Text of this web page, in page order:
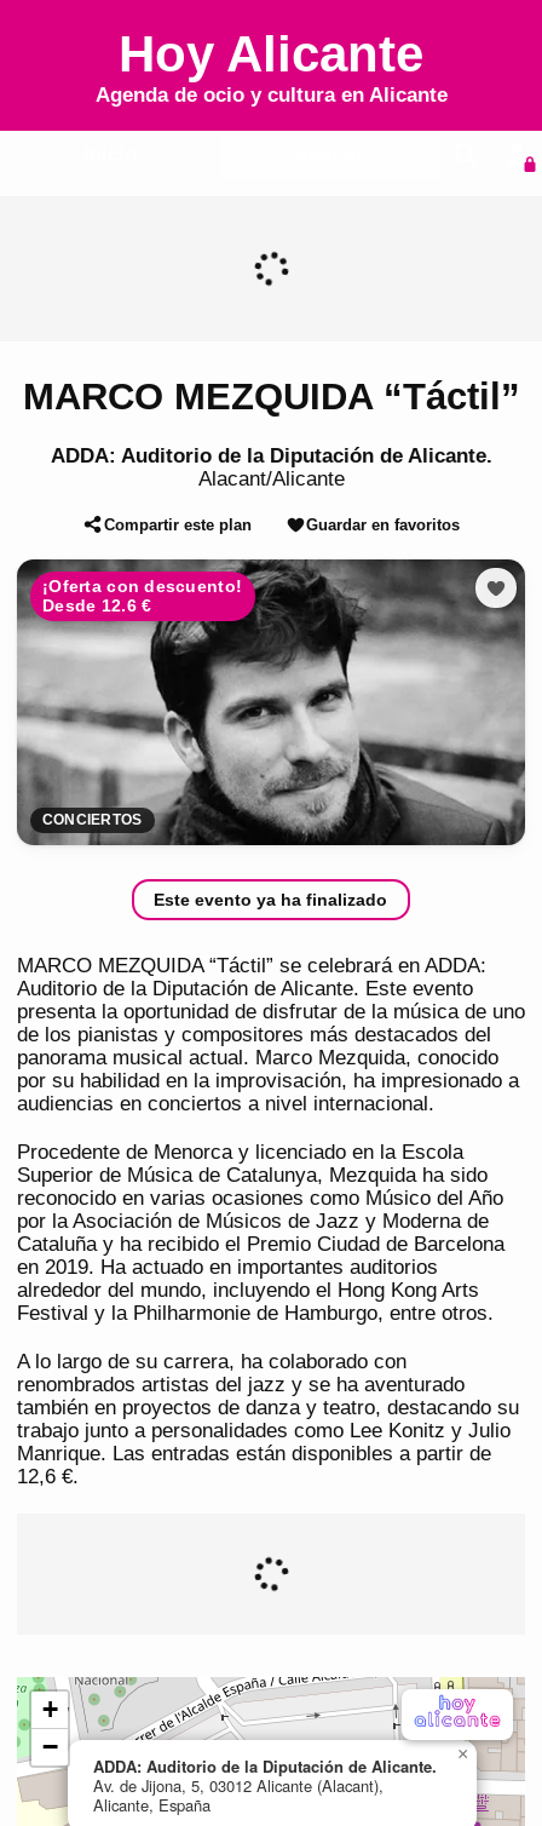
Hoy Alicante
Agenda de ocio y cultura en Alicante
MARCO MEZQUIDA “Táctil”
ADDA: Auditorio de la Diputación de Alicante.
Alacant/Alicante
Compartir este plan Guardar en favoritos
¡Oferta con descuento!
Desde 12.6 €
CONCIERTOS
Este evento ya ha finalizado
MARCO MEZQUIDA “Táctil” se celebrará en ADDA:
Auditorio de la Diputación de Alicante. Este evento
presenta la oportunidad de disfrutar de la música de uno
de los pianistas y compositores más destacados del
panorama musical actual. Marco Mezquida, conocido
por su habilidad en la improvisación, ha impresionado a
audiencias en conciertos a nivel internacional.
Procedente de Menorca y licenciado en la Escola
Superior de Música de Catalunya, Mezquida ha sido
reconocido en varias ocasiones como Músico del Año
por la Asociación de Músicos de Jazz y Moderna de
Cataluña y ha recibido el Premio Ciudad de Barcelona
en 2019. Ha actuado en importantes auditorios
alrededor del mundo, incluyendo el Hong Kong Arts
Festival y la Philharmonie de Hamburgo, entre otros.
A lo largo de su carrera, ha colaborado con
renombrados artistas del jazz y se ha aventurado
también en proyectos de danza y teatro, destacando su
trabajo junto a personalidades como Lee Konitz y Julio
Manrique. Las entradas están disponibles a partir de
12,6 €.